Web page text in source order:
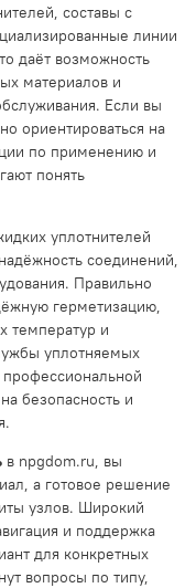
составы с
линии
даёт возможность
материалов и
Если вы
ориентироваться на
по применению и
понять
уплотнителей
соединений,
Правильно
герметизацию,
температур и
уплотняемых
безопасность и
в npgdom.ru, вы
а готовое решение
узлов. Широкий
и поддержка
для конкретных
вопросы по типу,